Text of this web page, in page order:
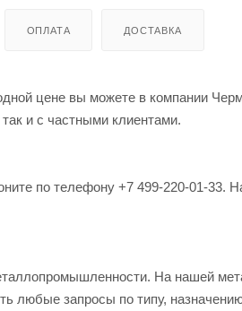
ОПЛАТА ДОСТАВКА
цене вы можете в компании
и с частными клиентами.
по телефону +7 499-220-01-33.
На нашей
любые запросы по типу,